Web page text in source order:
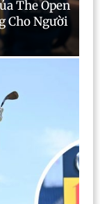
The Open
Cho Người